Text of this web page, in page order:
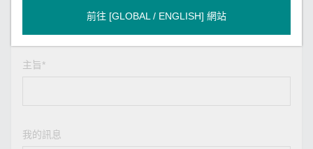
主旨*
我的訊息
前往 [GLOBAL / ENGLISH] 網站